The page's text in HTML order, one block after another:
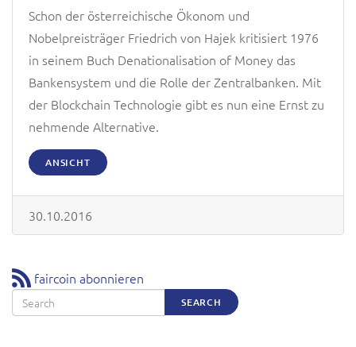
Schon der österreichische Ökonom und
Nobelpreisträger Friedrich von Hajek kritisiert 1976
in seinem Buch Denationalisation of Money das
Bankensystem und die Rolle der Zentralbanken. Mit
der Blockchain Technologie gibt es nun eine Ernst zu
nehmende Alternative.
ANSICHT
30.10.2016
faircoin abonnieren
Search SEARCH